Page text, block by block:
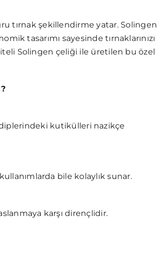
tırnak şekillendirme yatar. Solingen
tasarımı sayesinde tırnaklarınızı
Solingen çeliği ile üretilen bu özel
diplerindeki kutikülleri nazikçe
bile kolaylık sunar.
karşı dirençlidir.